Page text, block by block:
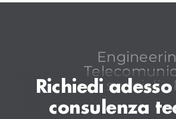
speciali
Richiedi
consulenza